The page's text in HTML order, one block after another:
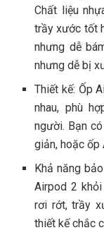
Chất liệu
trầy xước tốt
nhưng dễ
nhưng dễ bị
Thiết kế: Ốp
nhau, phù
người. Bạn
giản, hoặc ốp
Khả năng
Airpod 2
rơi rớt, trầy
thiết kế chắc